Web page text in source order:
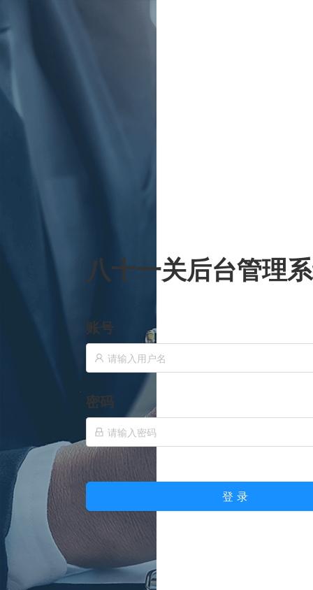
八十一关后台管理
账号
密码
登 录